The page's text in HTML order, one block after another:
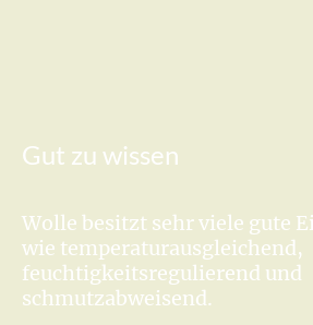
Gut zu wissen
Wolle besitzt sehr viele gute
wie temperaturausgleichend,
feuchtigkeitsregulierend und
schmutzabweisend.